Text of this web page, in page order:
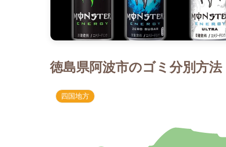
徳島県阿波市のゴミ分別方
四国地方